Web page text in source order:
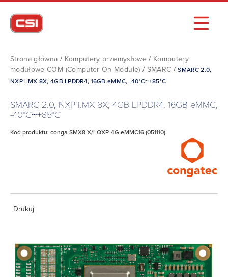
Strona główna / Komputery przemysłowe / Komputery
modułowe COM (Computer On Module) / SMARC /SMARC 2.0,
NXP i.MX 8X, 4GB LPDDR4, 16GB eMMC, -40°C~+85°C
SMARC 2.0, NXP i.MX 8X, 4GB LPDDR4, 16GB eMMC,
-40°C~+85°C
Kod produktu: conga-SMX8-X/i-QXP-4G eMMC16 (051110)
Drukuj